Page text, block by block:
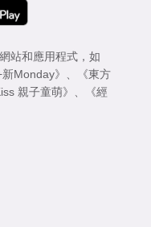
站和應用程式，如
新Monday》
《東方
親子童萌》
《經